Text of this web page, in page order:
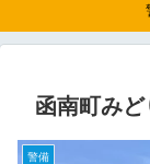
函南町みど
警備